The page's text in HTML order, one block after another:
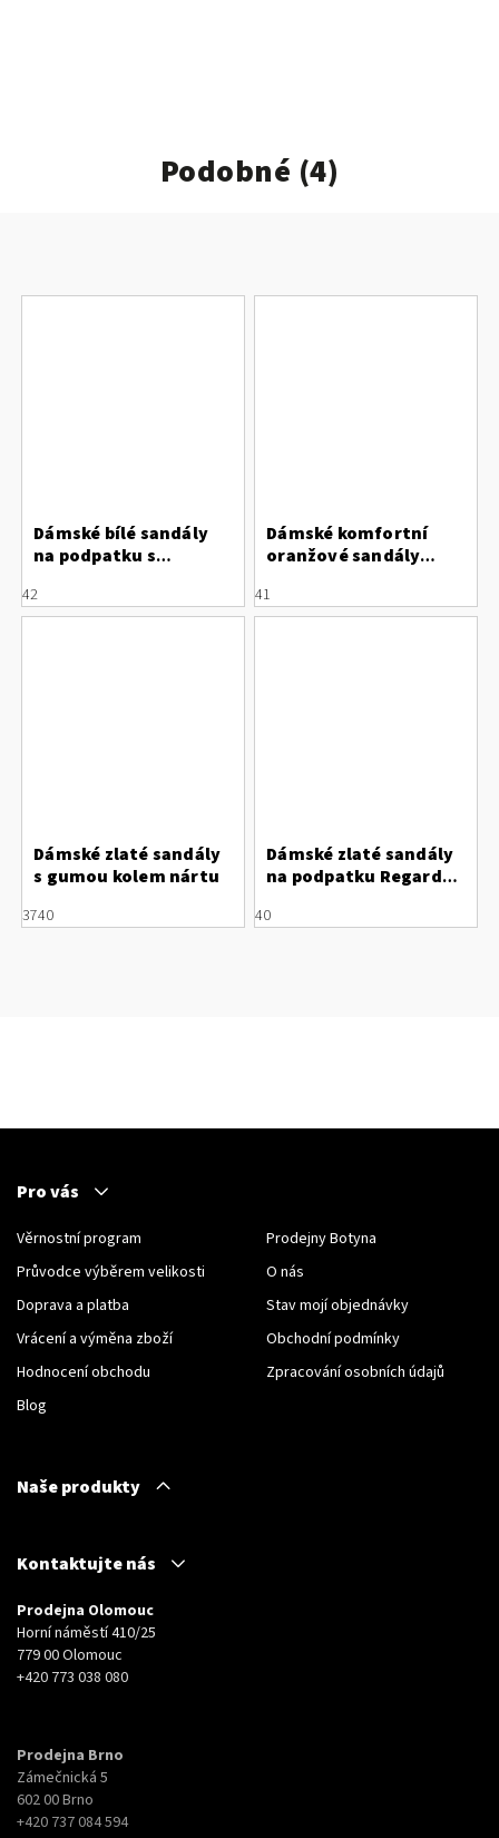
Podobné (4)
Dámské bílé sandály
na podpatku s
42
Dámské komfortní
oranžové sandály
41
Dámské zlaté sandály
s gumou kolem nártu
3740
Dámské zlaté sandály
na podpatku Regarde
40
Pro vás
Věrnostní program
Průvodce výběrem velikosti
Doprava a platba
Vrácení a výměna zboží
Hodnocení obchodu
Blog
Prodejny Botyna
O nás
Stav mojí objednávky
Obchodní podmínky
Zpracování osobních údajů
Naše produkty
Kontaktujte nás
Prodejna Olomouc
Horní náměstí 410/25
779 00 Olomouc
+420 773 038 080
Prodejna Brno
Zámečnická 5
602 00 Brno
+420 737 084 594